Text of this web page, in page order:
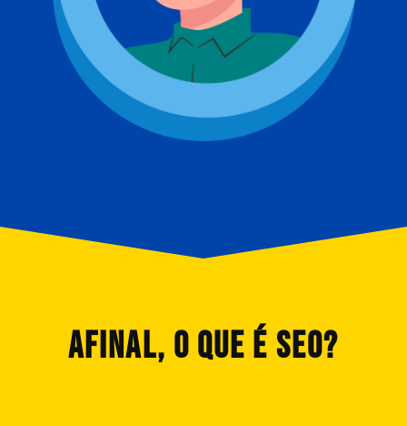
AFINAL, O QUE É SEO?